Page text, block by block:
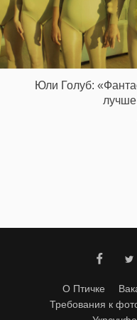
EN
UA
Юли Голуб:
О Птичке
Требования к